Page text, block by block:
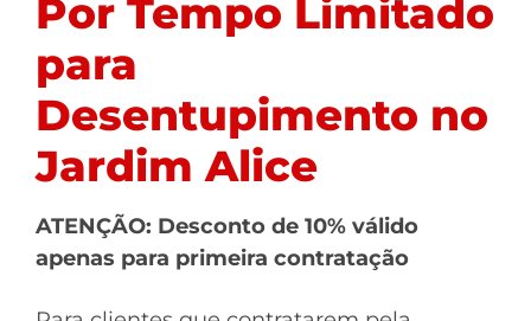
Por Tempo Limitado
para
Desentupimento no
Jardim Alice
ATENÇÃO: Desconto de 10% válido
apenas para primeira contratação